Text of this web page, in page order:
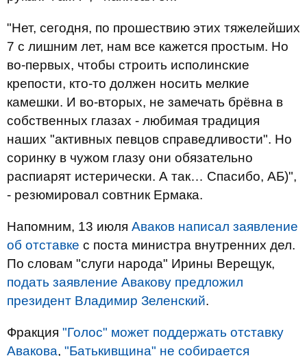
"Нет, сегодня, по прошествию этих тяжелейших
7 с лишним лет, нам все кажется простым. Но
во-первых, чтобы строить исполинские
крепости, кто-то должен носить мелкие
камешки. И во-вторых, не замечать брёвна в
собственных глазах - любимая традиция
наших "активных певцов справедливости". Но
соринку в чужом глазу они обязательно
распиарят истерически. А так… Спасибо, АБ)",
- резюмировал совтник Ермака.
Напомним, 13 июля Аваков написал заявление
об отставке с поста министра внутренних дел.
По словам "слуги народа" Ирины Верещук,
подать заявление Авакову предложил
президент Владимир Зеленский.
Фракция "Голос" может поддержать отставку
Авакова, "Батькивщина" не собирается